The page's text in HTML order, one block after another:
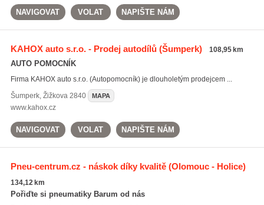
NAVIGOVAT VOLAT NAPIŠTE NÁM
KAHOX auto s.r.o. - Prodej autodílů(Šumperk) 108,95 km
AUTO POMOCNÍK
Firma KAHOX auto s.r.o. (Autopomocník) je dlouholetým prodejcem ...
Šumperk, Žižkova 2840 MAPA
www.kahox.cz
NAVIGOVAT VOLAT NAPIŠTE NÁM
Pneu-centrum.cz - náskok díky kvalitě(Olomouc - Holice)
134,12 km
Pořiďte si pneumatiky Barum od nás